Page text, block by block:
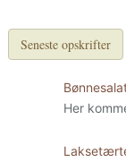
Seneste opskrifter
Her